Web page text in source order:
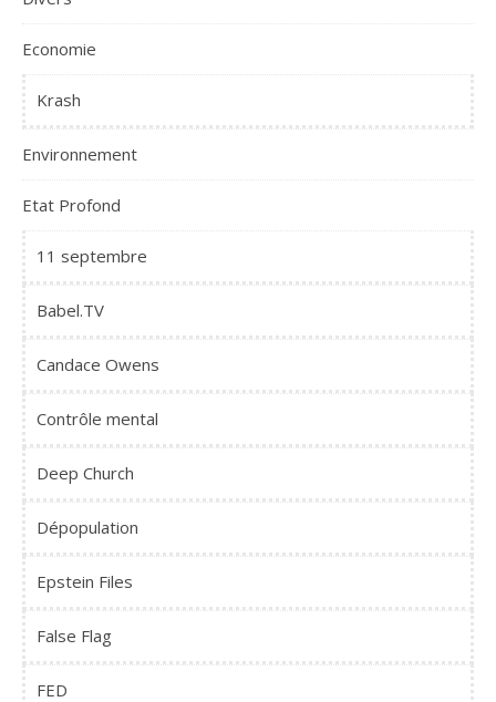
Economie
Krash
Environnement
Etat Profond
11 septembre
Babel.TV
Candace Owens
Contrôle mental
Deep Church
Dépopulation
Epstein Files
False Flag
FED